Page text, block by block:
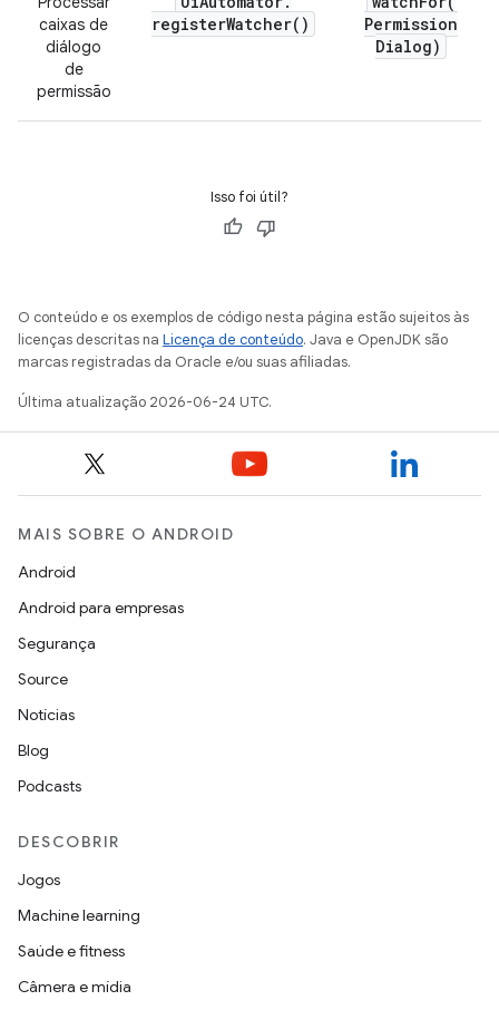
caixas de
diálogo
de
permissão
registerWatcher( )
Permission
Dialog)
Isso foi útil?
O conteúdo e os exemplos de código nesta página estão sujeitos às
licenças descritas na Licença de conteúdo. Java e OpenJDK são
marcas registradas da Oracle e/ou suas afiliadas.
Última atualização 2026-06-24 UTC.
MAIS SOBRE O ANDROID
Android
Android para empresas
Segurança
Source
Notícias
Blog
Podcasts
DESCOBRIR
Jogos
Machine learning
Saúde e fitness
Câmera e mídia